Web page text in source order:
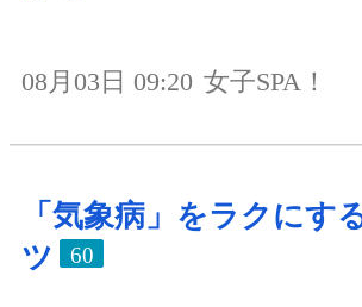
08月03日 09:20 女子SPA！
「気象病」をラクにす
ツ
60